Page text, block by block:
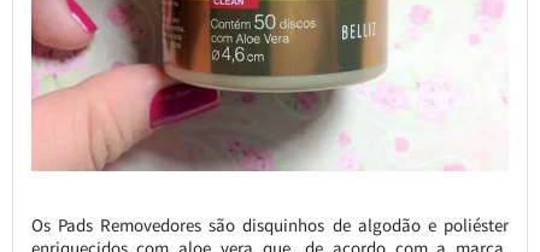
Os Pads Removedores são disquinhos de algodão e poliéster